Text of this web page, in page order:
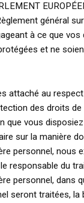
général
à ce que
et ne
attaché au
des droits de
que vous
sur la manière
personnel, nous
responsable du
personnel, dans
seront traitées, la